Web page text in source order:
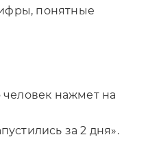
понятные
нажмет на
за 2 дня».